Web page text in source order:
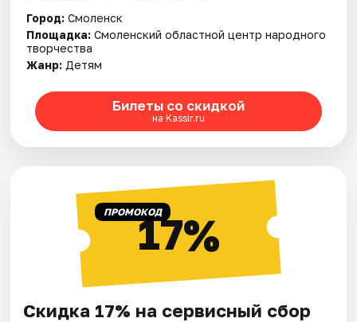
Город: Смоленск
Площадка: Смоленский областной центр народного
творчества
Жанр: Детям
Билеты со скидкой
на Kassir.ru
ПРОМОКОД17%
Скидка 17% на сервисный сбор